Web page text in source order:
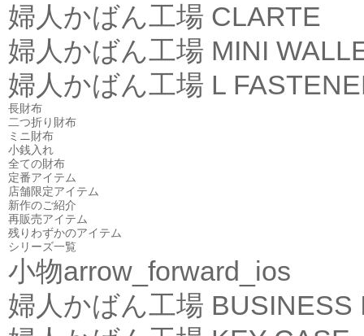
婦人かばん工場 CLARTE
婦人かばん工場 MINI
婦人かばん工場 L
長財布
二つ折り財布
ミニ財布
小銭入れ
全ての財布
定番アイテム
店舗限定アイテム
新作のご紹介
再販売アイテム
残りわずかのアイテム
シリーズ一覧
小物arrow_forward_ios
婦人かばん工場 BUSINESS